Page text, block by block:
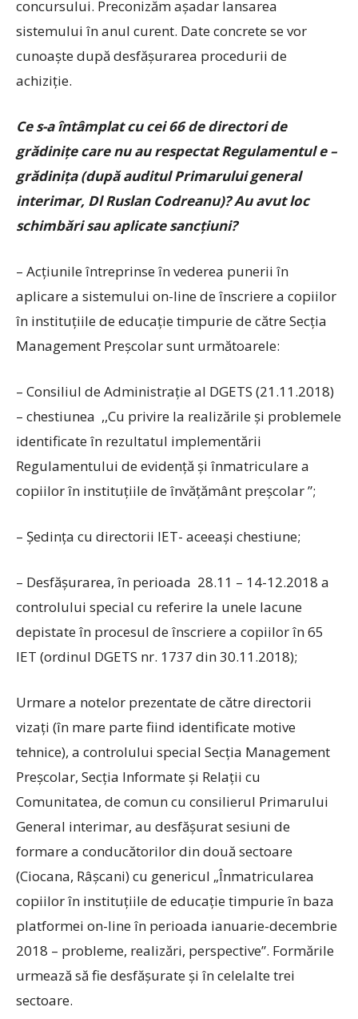
concursului. Preconizăm aşadar lansarea
sistemului în anul curent. Date concrete se vor
cunoaște după desfășurarea procedurii de
achiziție.
Ce s-a întâmplat cu cei 66 de directori de
grădiniţe care nu au respectat Regulamentul e –
grădinița (după auditul Primarului general
interimar, Dl Ruslan Codreanu)? Au avut loc
schimbări sau aplicate sancţiuni?
– Acţiunile întreprinse în vederea punerii în
aplicare a sistemului on-line de înscriere a copiilor
în instituţiile de educaţie timpurie de către Secţia
Management Preşcolar sunt următoarele:
– Consiliul de Administraţie al DGETS (21.11.2018)
– chestiunea ,,Cu privire la realizările şi problemele
identificate în rezultatul implementării
Regulamentului de evidenţă şi înmatriculare a
copiilor în instituţiile de învăţământ preşcolar ”;
– Şedinţa cu directorii IET- aceeaşi chestiune;
– Desfăşurarea, în perioada 28.11 – 14-12.2018 a
controlului special cu referire la unele lacune
depistate în procesul de înscriere a copiilor în 65
IET (ordinul DGETS nr. 1737 din 30.11.2018);
Urmare a notelor prezentate de către directorii
vizaţi (în mare parte fiind identificate motive
tehnice), a controlului special Secţia Management
Preşcolar, Secţia Informate şi Relaţii cu
Comunitatea, de comun cu consilierul Primarului
General interimar, au desfăşurat sesiuni de
formare a conducătorilor din două sectoare
(Ciocana, Râşcani) cu genericul „Înmatricularea
copiilor în instituţiile de educaţie timpurie în baza
platformei on-line în perioada ianuarie-decembrie
2018 – probleme, realizări, perspective”. Formările
urmează să fie desfăşurate şi în celelalte trei
sectoare.